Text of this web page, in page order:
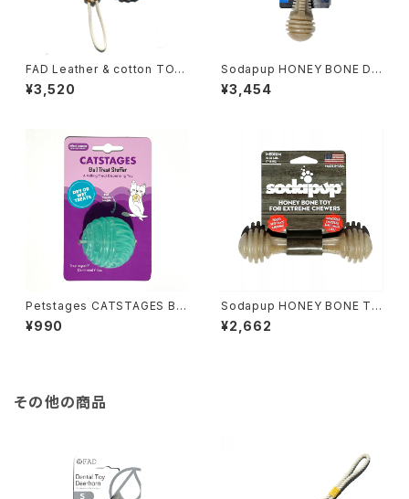
FAD Leather & cotton TOY
ファッド レザー&コットントイ
¥3,520
Sodapup HONEY BONE DE
NTAL TOWER CHEW TOY
ソダパップ ハニーボーン デ
¥3,454
Petstages CATSTAGES Bal
l Treat Stuffer ペットステー
ジ キャットステージ ボール トリ
¥990
Sodapup HONEY BONE TO
Y Mサイズ ソダパップ ハニー
ボーントーイ
¥2,662
その他の商品